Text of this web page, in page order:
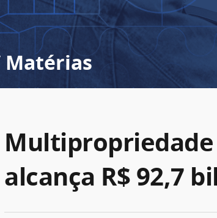
Multipropriedade
alcança R$ 92,7